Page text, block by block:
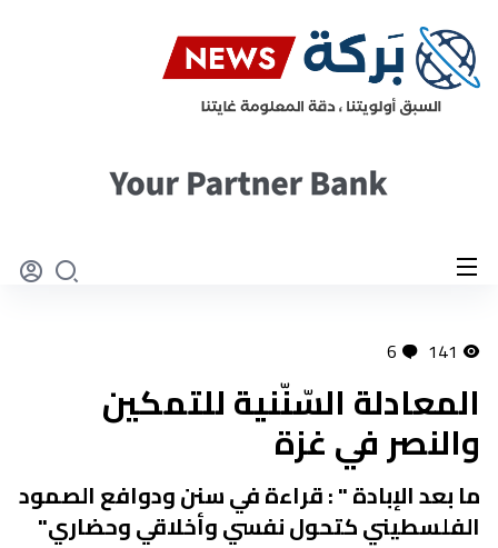
141
6
المعادلة السّنّنية للتمكين
والنصر في غزة
ما بعد الإبادة " : قراءة في سنن ودوافع الصمود
الفلسطيني كتحول نفسي وأخلاقي وحضاري"